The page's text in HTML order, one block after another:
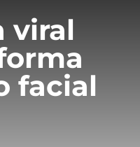
viral
facial